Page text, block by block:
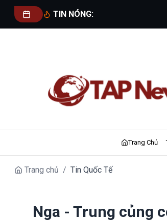
TIN NÓNG:
Trang Chủ
Trang chủ / Tin Quốc Tế
Nga - Trung củng